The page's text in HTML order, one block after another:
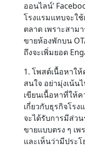
Contact
ออนไลน์’
โรงแรมแทบจะใ
ตลาด เพราะสาม
ขายห้องพักบน
ถึงจะเพิ่มยอด
1. โพสต์เนื้อหาใ
สนใจ อย่ามุ่งเน้น
เขียนเนื้อหาที่ให้
เกี่ยวกับธุรกิจโร
จะได้รับการมีส่ว
ขายแบบตรง ๆ เ
และเห็นว่ามีประ